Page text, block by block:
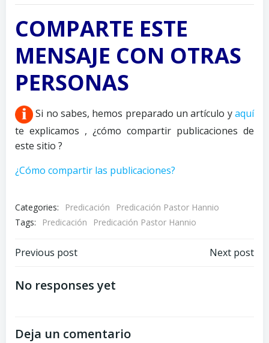
audio
COMPARTE ESTE
MENSAJE CON OTRAS
PERSONAS
Si no sabes, hemos preparado un artículo yaquí
te explicamos , ¿cómo compartir publicaciones de
este sitio ?
¿Cómo compartir las publicaciones?
Categories: Predicación
Predicación Pastor Hannio
Tags:
Predicación Predicación Pastor Hannio
Previous post Next post
No responses yet
Deja un comentario